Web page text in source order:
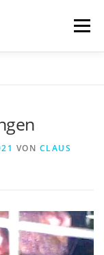
Menü
VON CLAUS